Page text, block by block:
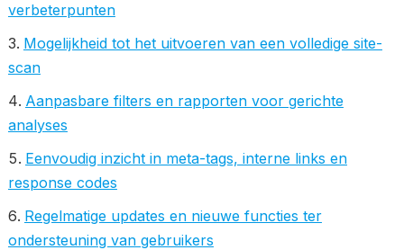
verbeterpunten
Mogelijkheid tot het uitvoeren van een volledige site-
scan
Aanpasbare filters en rapporten voor gerichte
analyses
Eenvoudig inzicht in meta-tags, interne links en
response codes
Regelmatige updates en nieuwe functies ter
ondersteuning van gebruikers